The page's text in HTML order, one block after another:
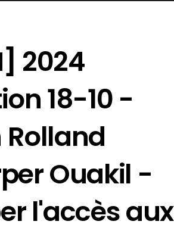
2024
18-10 -
Ouakil -
l'accès aux